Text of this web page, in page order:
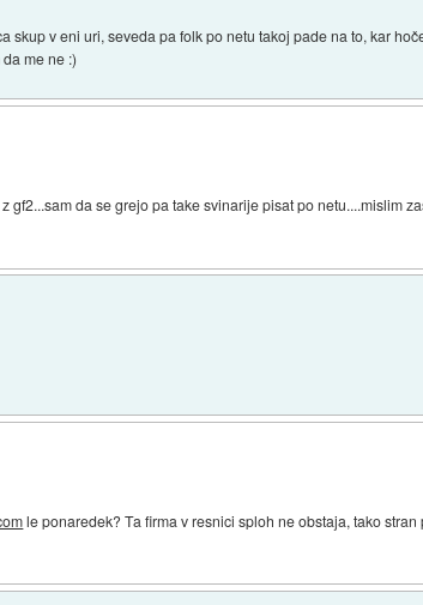
skup v eni uri, seveda pa folk po netu takoj pade na to, kar
me ne :)
gf2...sam da se grejo pa take svinarije pisat po netu....mislim
le ponaredek? Ta firma v resnici sploh ne obstaja, tako